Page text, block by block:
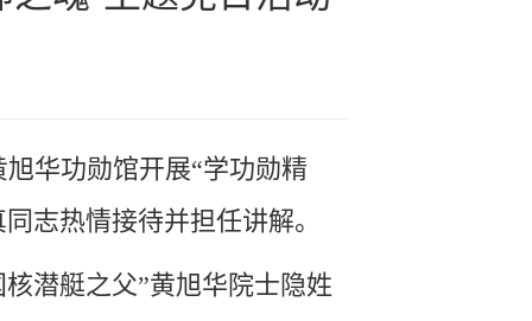
华功勋馆开展“学功勋精
志热情接待并担任讲解。
核潜艇之父”黄旭华院士隐姓